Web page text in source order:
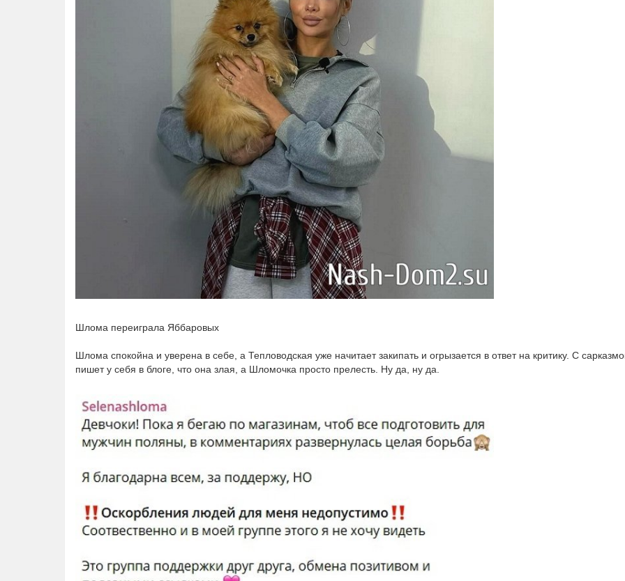
Шлома переиграла Яббаровых
Шлома спокойна и уверена в себе, а Тепловодская уже начитает закипать и огрызается в ответ на критику. С
пишет у себя в блоге, что она злая, а Шломочка просто прелесть. Ну да, ну да.